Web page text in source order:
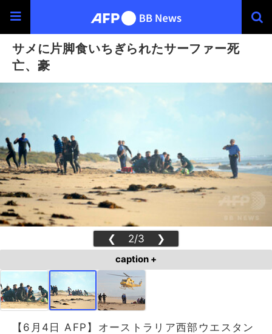
サメに片脚食いちぎられたサーファー死
亡、豪
❮ 2/3 ❯
caption +
【6月4日 AFP】オーストラリア西部ウエスタン